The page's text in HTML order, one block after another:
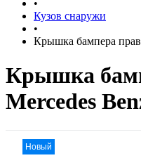
•
Кузов снаружи
•
Крышка бампера
Крышка
Mercedes
Новый